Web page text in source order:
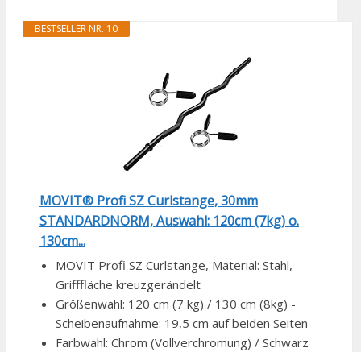
BESTSELLER NR. 10
MOVIT® Profi SZ Curlstange, 30mm
STANDARDNORM, Auswahl: 120cm (7kg) o.
130cm...
MOVIT Profi SZ Curlstange, Material: Stahl,
Grifffläche kreuzgerändelt
Größenwahl: 120 cm (7 kg) / 130 cm (8kg) -
Scheibenaufnahme: 19,5 cm auf beiden Seiten
Farbwahl: Chrom (Vollverchromung) / Schwarz